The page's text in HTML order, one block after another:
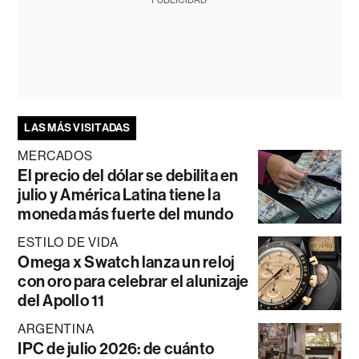
LAS MÁS VISITADAS
MERCADOS
El precio del dólar se debilita en
julio y América Latina tiene la
moneda más fuerte del mundo
ESTILO DE VIDA
Omega x Swatch lanza un reloj
con oro para celebrar el alunizaje
del Apollo 11
ARGENTINA
IPC de julio 2026: de cuánto